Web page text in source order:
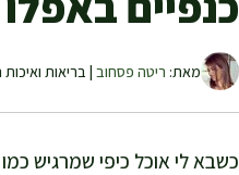
מאת: ריטה פסחוב | בריאות ואיכות
כשבא לי אוכל כיפי שמרגיש